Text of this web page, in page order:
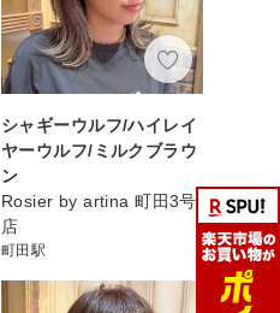
シャギーウルフ/ハイレイ
ヤーウルフ/ミルクブラウ
ン
Rosier by artina 町田3号
店
町田駅